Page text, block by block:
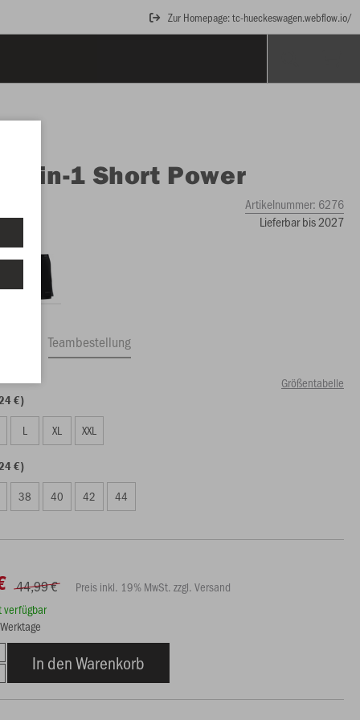
Zur Homepage: tc-hueckeswagen.webflow.io/
2-in-1 Short Power
Artikelnummer: 6276
Lieferbar bis 2027
Teambestellung
Größentabelle
€)
L XL XXL
€)
38 40 42 44
44,99 €
Preis inkl. 19% MwSt. zzgl. Versand
verfügbar
In den Warenkorb